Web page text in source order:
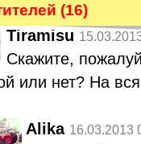
(16)
Tiramisu
Скажите,
или нет? На
Alika 16.03.2013